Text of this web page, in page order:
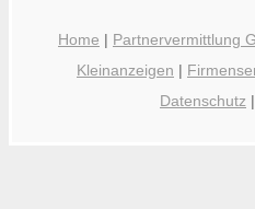
Home | Partnervermittlung
Kleinanzeigen |
Datenschutz |